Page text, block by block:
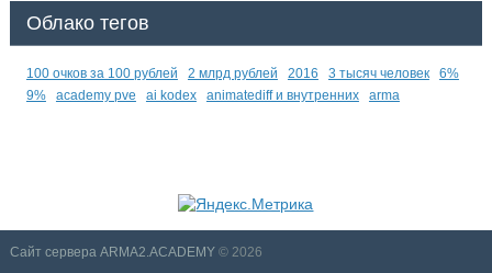
Облако тегов
100 очков за 100 рублей 2 млрд рублей 2016 3 тысяч человек
6%
9%
academy pve ai kodex animatediff и внутренних arma
Сайт сервера ARMA2.ACADEMY© 2026